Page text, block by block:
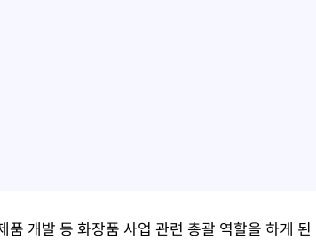
개발 등 화장품 사업 관련 총괄 역할을 하게 된